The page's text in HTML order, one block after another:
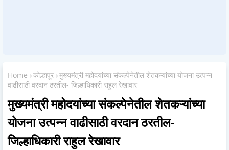
Home कोल्हापूर मुख्यमंत्री महोदयांच्या संकल्पेनेतील शेतकऱ्यांच्या योजना उत्पन्न
वाढीसाठी वरदान ठरतील- जिल्हाधिकारी राहुल रेखावार
मुख्यमंत्री महोदयांच्या संकल्पेनेतील शेतकऱ्यांच्या
योजना उत्पन्न वाढीसाठी वरदान ठरतील-
जिल्हाधिकारी राहुल रेखावार